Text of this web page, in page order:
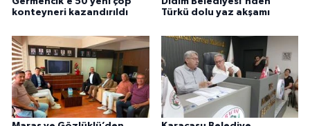
konteyneri kazandırıldı
Türkü dolu yaz akşamı